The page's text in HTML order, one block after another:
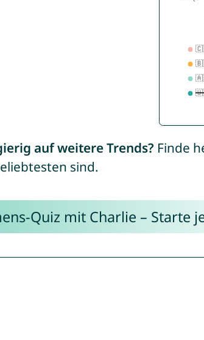
auf weitere Trends? Finde
sind.
Quiz mit Charlie – Starte